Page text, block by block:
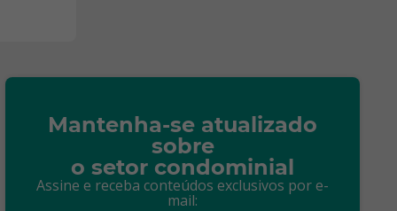
Mantenha-se atualizado
sobre
o setor condominial
Assine e receba conteúdos exclusivos por e-
mail: